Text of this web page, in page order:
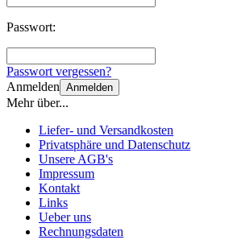
Passwort:
Passwort vergessen?
Anmelden Anmelden
Mehr über...
Liefer- und Versandkosten
Privatsphäre und Datenschutz
Unsere AGB's
Impressum
Kontakt
Links
Ueber uns
Rechnungsdaten